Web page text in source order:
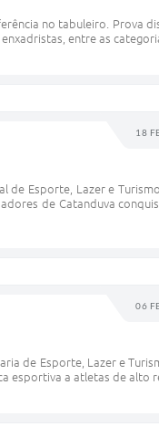
no tabuleiro. Prova
entre as
18
de Esporte, Lazer e
de Catanduva
06
de Esporte, Lazer e
esportiva a atletas de alto